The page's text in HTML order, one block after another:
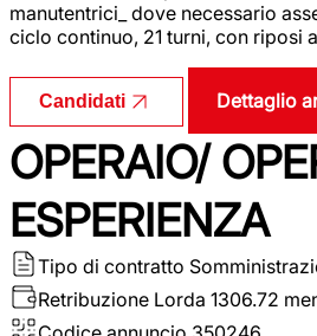
manutentrici_ dove necessario
ciclo continuo, 21 turni, con riposi
Candidati Dettaglio
OPERAIO/
ESPERIENZA
Tipo di contratto
Retribuzione Lorda 1306.72